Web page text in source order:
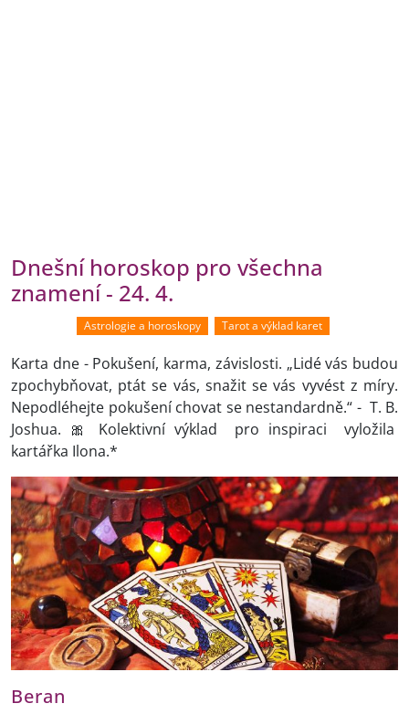
Dnešní horoskop pro všechna
znamení - 24. 4.
Astrologie a horoskopy Tarot a výklad karet
Karta dne - Pokušení, karma, závislosti. „Lidé vás budou
zpochybňovat, ptát se vás, snažit se vás vyvést z míry.
Nepodléhejte pokušení chovat se nestandardně.“ - T. B.
Joshua. 🎀 Kolektivní výklad pro inspiraci vyložila
kartářka Ilona.*
Beran